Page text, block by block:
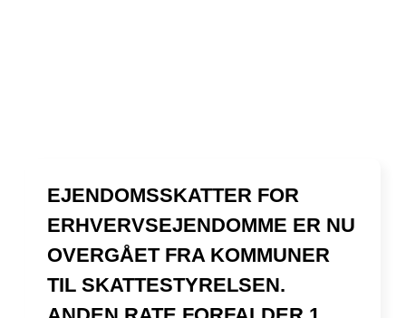
EJENDOMSSKATTER FOR
ERHVERVSEJENDOMME ER NU
OVERGÅET FRA KOMMUNER
TIL SKATTESTYRELSEN.